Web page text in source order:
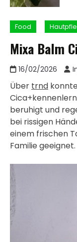
Food
Mixa Balm
16/02/2026
Über trnd
beruhigt und
bei rissigen
einem frischen
Familie geeignet.